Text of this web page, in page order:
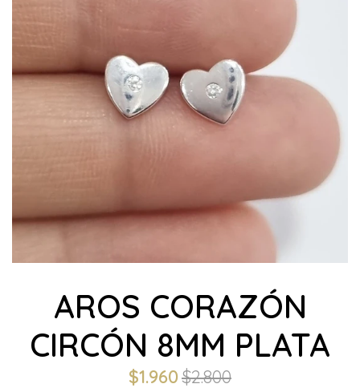
AROS CORAZÓN
CIRCÓN 8MM PLATA
$1.960$2.800